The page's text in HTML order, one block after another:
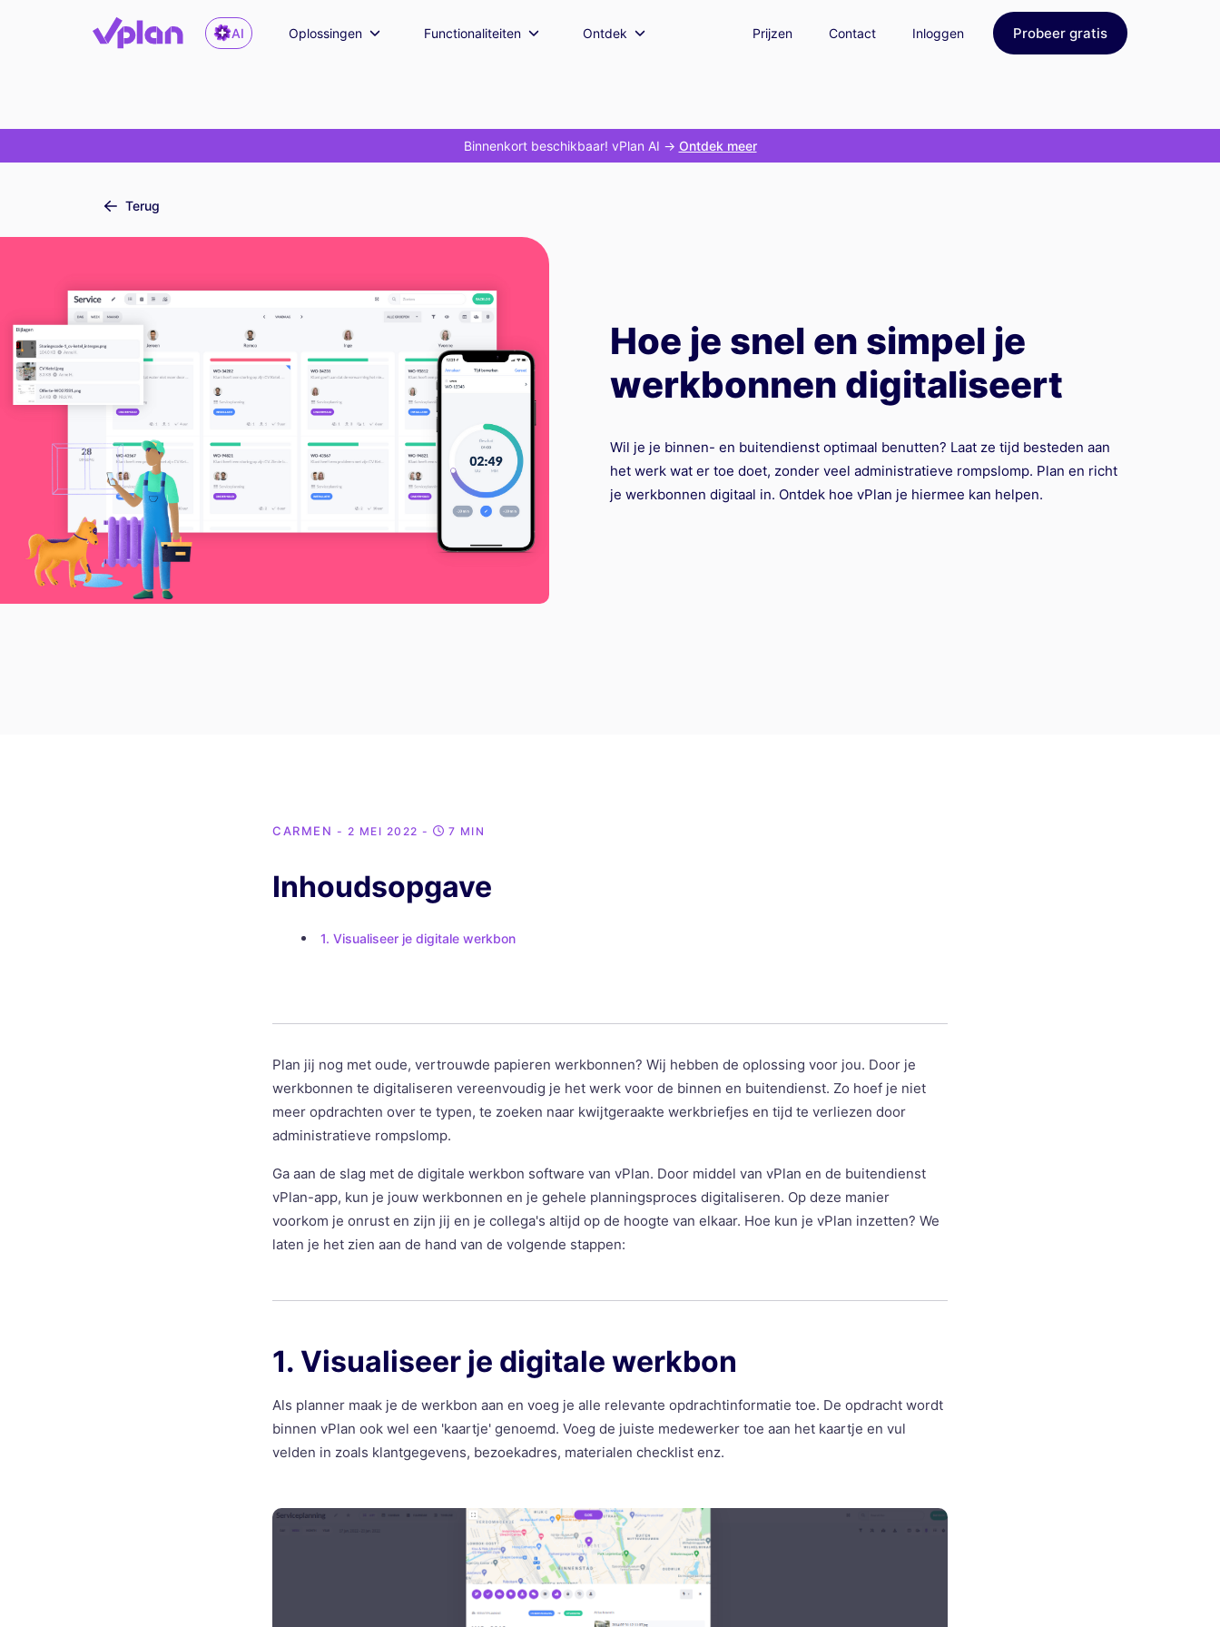
AI Oplossingen Functionaliteiten Ontdek Prijzen Contact Inloggen Probeer gratis
Binnenkort beschikbaar! vPlan AI -> Ontdek meer
Terug
Hoe je snel en simpel je
werkbonnen digitaliseert
Wil je je binnen- en buitendienst optimaal benutten? Laat ze tijd besteden aan
het werk wat er toe doet, zonder veel administratieve rompslomp. Plan en richt
je werkbonnen digitaal in. Ontdek hoe vPlan je hiermee kan helpen.
CARMEN - 2 MEI 2022 - 7 MIN
Inhoudsopgave
1. Visualiseer je digitale werkbon
Plan jij nog met oude, vertrouwde papieren werkbonnen? Wij hebben de oplossing voor jou. Door je
werkbonnen te digitaliseren vereenvoudig je het werk voor de binnen en buitendienst. Zo hoef je niet
meer opdrachten over te typen, te zoeken naar kwijtgeraakte werkbriefjes en tijd te verliezen door
administratieve rompslomp.
Ga aan de slag met de digitale werkbon software van vPlan. Door middel van vPlan en de buitendienst
vPlan-app, kun je jouw werkbonnen en je gehele planningsproces digitaliseren. Op deze manier
voorkom je onrust en zijn jij en je collega's altijd op de hoogte van elkaar. Hoe kun je vPlan inzetten? We
laten je het zien aan de hand van de volgende stappen:
1. Visualiseer je digitale werkbon
Als planner maak je de werkbon aan en voeg je alle relevante opdrachtinformatie toe. De opdracht wordt
binnen vPlan ook wel een 'kaartje' genoemd. Voeg de juiste medewerker toe aan het kaartje en vul
velden in zoals klantgegevens, bezoekadres, materialen checklist enz.